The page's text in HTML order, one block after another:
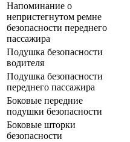
Напоминание о
непристегнутом ремне
безопасности переднего
пассажира
Подушка безопасности
водителя
Подушка безопасности
переднего пассажира
Боковые передние
подушки безопасности
Боковые шторки
безопасности